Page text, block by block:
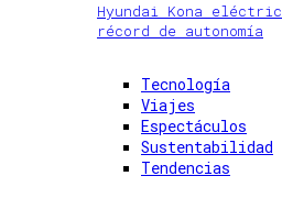
Hyundai Kona
récord de autonomía
Tecnología
Viajes
Espectáculos
Sustentabilidad
Tendencias